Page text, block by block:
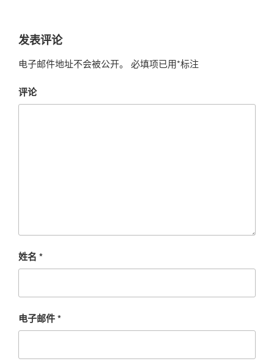
发表评论
电子邮件地址不会被公开。 必填项已用*标注
评论
姓名 *
电子邮件*